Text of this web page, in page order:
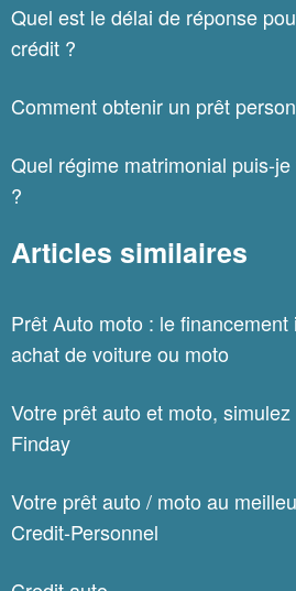
Quel est le délai de réponse
crédit ?
Comment obtenir un prêt
Quel régime matrimonial puis-
?
Articles similaires
Prêt Auto moto : le
achat de voiture ou moto
Votre prêt auto et moto,
Finday
Votre prêt auto / moto au
Credit-Personnel